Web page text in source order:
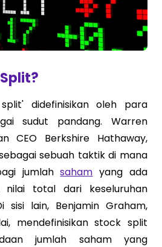
didefinisikan oleh para
sudut pandang. Warren
CEO Berkshire Hathaway,
sebuah taktik di mana
jumlahsaham yang ada
nilai total dari keseluruhan
sisi lain, Benjamin Graham,
mendefinisikan stock split
jumlah saham yang